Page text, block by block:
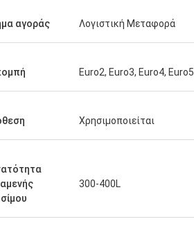
αγοράς Λογιστική Μεταφορά
Euro2, Euro3, Euro4, Euro5
Χρησιμοποιείται
300-400L